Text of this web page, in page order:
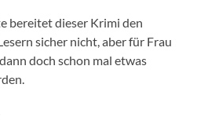
bereitet dieser Krimi den
sicher nicht, aber für Frau
doch schon mal etwas